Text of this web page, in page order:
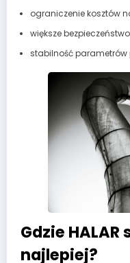
ograniczenie kosztów
większe
stabilność parametrów
Gdzie
najlepiej?